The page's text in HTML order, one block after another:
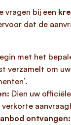
vragen bij een
dat de
met het
verzamelt om
Dien uw
ontvangen: